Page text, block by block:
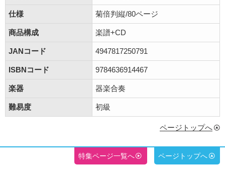
仕様 菊倍判縦/80ページ
商品構成 楽譜+CD
JANコード 4947817250791
ISBNコード 9784636914467
楽器 器楽合奏
難易度 初級
ページトップへ
特集ページ一覧へ ページトップへ